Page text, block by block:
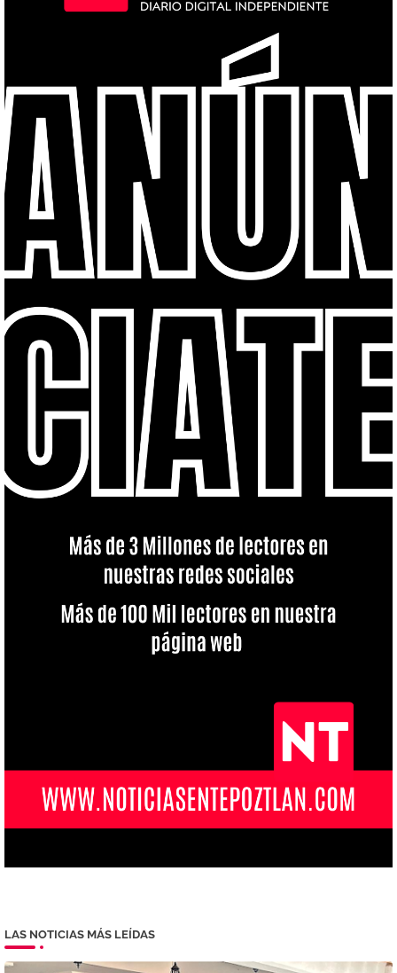
LAS NOTICIAS MÁS LEÍDAS